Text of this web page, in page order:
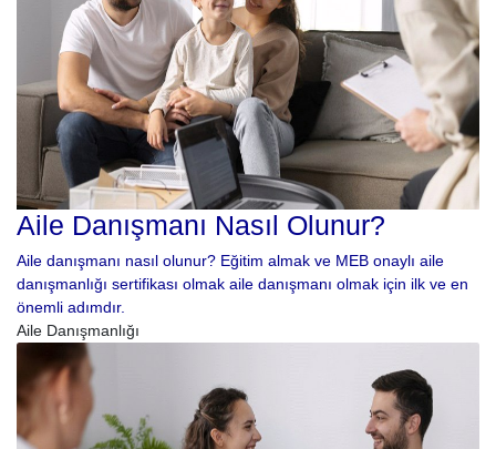
Aile Danışmanı Nasıl Olunur?
Aile danışmanı nasıl olunur? Eğitim almak ve MEB onaylı aile
danışmanlığı sertifikası olmak aile danışmanı olmak için ilk ve en
önemli adımdır.
Aile Danışmanlığı